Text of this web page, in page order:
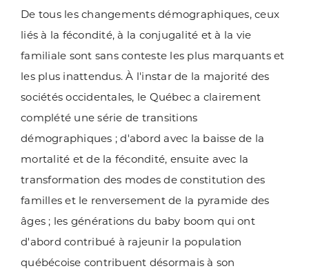
De tous les changements démographiques, ceux
liés à la fécondité, à la conjugalité et à la vie
familiale sont sans conteste les plus marquants et
les plus inattendus. À l'instar de la majorité des
sociétés occidentales, le Québec a clairement
complété une série de transitions
démographiques ; d'abord avec la baisse de la
mortalité et de la fécondité, ensuite avec la
transformation des modes de constitution des
familles et le renversement de la pyramide des
âges ; les générations du baby boom qui ont
d'abord contribué à rajeunir la population
québécoise contribuent désormais à son